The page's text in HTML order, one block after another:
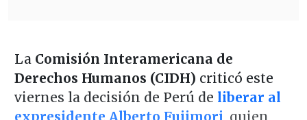
La Comisión Interamericana de
Derechos Humanos (CIDH) criticó este
viernes la decisión de Perú de liberar al
expresidente Alberto Fujimori , quien